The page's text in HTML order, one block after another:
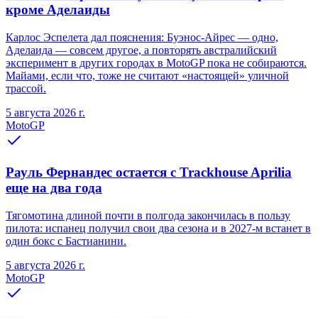
кроме Аделаиды
Карлос Эспелета дал пояснения: Буэнос-Айрес — одно,
Аделаида — совсем другое, а повторять австралийский
эксперимент в других городах в MotoGP пока не собираются.
Майами, если что, тоже не считают «настоящей» уличной
трассой.
5 августа 2026 г.
MotoGP
Рауль Фернандес остается с Trackhouse Aprilia
еще на два года
Тягомотина длиной почти в полгода закончилась в пользу
пилота: испанец получил свои два сезона и в 2027-м встанет в
один бокс с Бастианини.
5 августа 2026 г.
MotoGP